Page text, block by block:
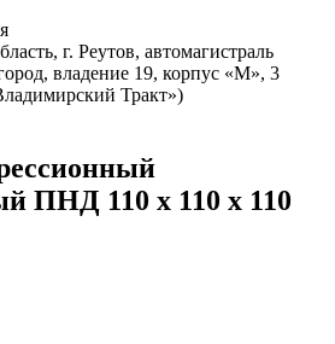
г. Реутов, автомагистраль
владение 19, корпус «М», 3
Тракт»)
ПНД 110 х 110 х 110